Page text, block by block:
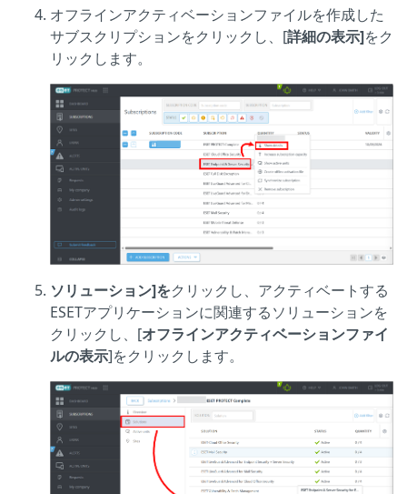
オフラインアクティベーションファイルを作成した
サブスクリプションをクリックし、[詳細の表示]をク
リックします。
ソリューション]をクリックし、アクティベートする
ESETアプリケーションに関連するソリューションを
クリックし、[オフラインアクティベーションファイ
ルの表示]をクリックします。